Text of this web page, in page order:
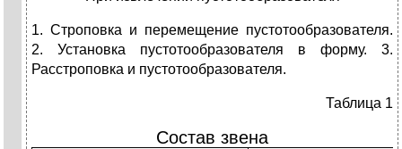
1. Строповка и перемещение пустотообразователя.
2. Установка пустотообразователя в форму. 3.
Расстроповка и пустотообразователя.
Таблица 1
Состав звена